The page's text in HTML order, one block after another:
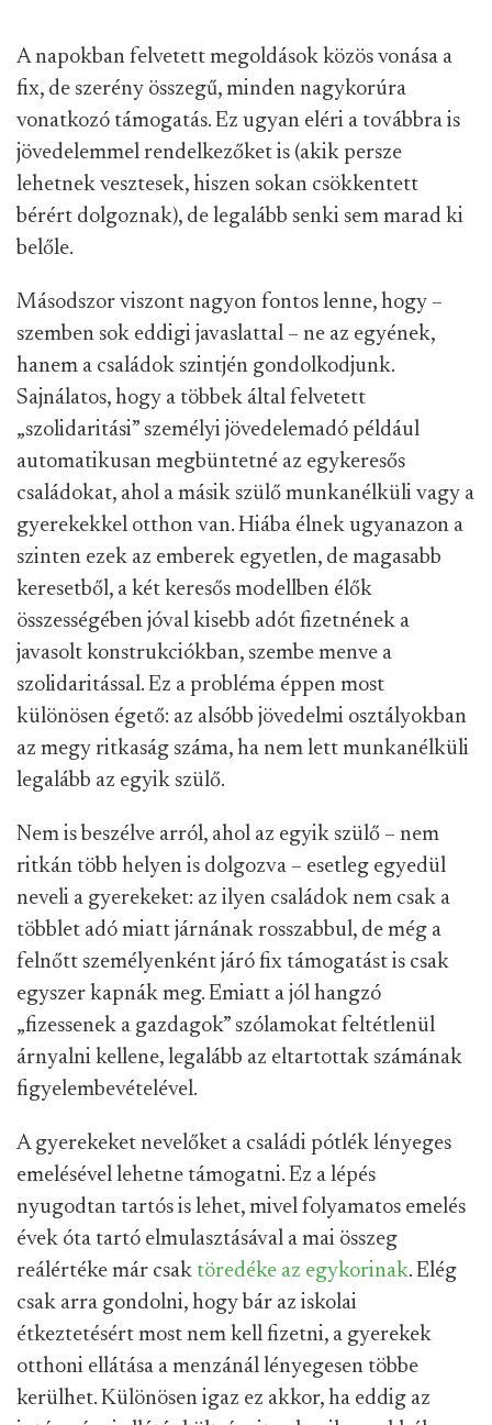
A napokban felvetett megoldások közös vonása a
fix, de szerény összegű, minden nagykorúra
vonatkozó támogatás. Ez ugyan eléri a továbbra is
jövedelemmel rendelkezőket is (akik persze
lehetnek vesztesek, hiszen sokan csökkentett
bérért dolgoznak), de legalább senki sem marad ki
belőle.
Másodszor viszont nagyon fontos lenne, hogy –
szemben sok eddigi javaslattal – ne az egyének,
hanem a családok szintjén gondolkodjunk.
Sajnálatos, hogy a többek által felvetett
„szolidaritási” személyi jövedelemadó például
automatikusan megbüntetné az egykeresős
családokat, ahol a másik szülő munkanélküli vagy a
gyerekekkel otthon van. Hiába élnek ugyanazon a
szinten ezek az emberek egyetlen, de magasabb
keresetből, a két keresős modellben élők
összességében jóval kisebb adót fizetnének a
javasolt konstrukciókban, szembe menve a
szolidaritással. Ez a probléma éppen most
különösen égető: az alsóbb jövedelmi osztályokban
az megy ritkaság száma, ha nem lett munkanélküli
legalább az egyik szülő.
Nem is beszélve arról, ahol az egyik szülő – nem
ritkán több helyen is dolgozva – esetleg egyedül
neveli a gyerekeket: az ilyen családok nem csak a
többlet adó miatt járnának rosszabbul, de még a
felnőtt személyenként járó fix támogatást is csak
egyszer kapnák meg. Emiatt a jól hangzó
„fizessenek a gazdagok” szólamokat feltétlenül
árnyalni kellene, legalább az eltartottak számának
figyelembevételével.
A gyerekeket nevelőket a családi pótlék lényeges
emelésével lehetne támogatni. Ez a lépés
nyugodtan tartós is lehet, mivel folyamatos emelés
évek óta tartó elmulasztásával a mai összeg
reálértéke már csak töredéke az egykorinak. Elég
csak arra gondolni, hogy bár az iskolai
étkeztetésért most nem kell fizetni, a gyerekek
otthoni ellátása a menzánál lényegesen többe
kerülhet. Különösen igaz ez akkor, ha eddig az